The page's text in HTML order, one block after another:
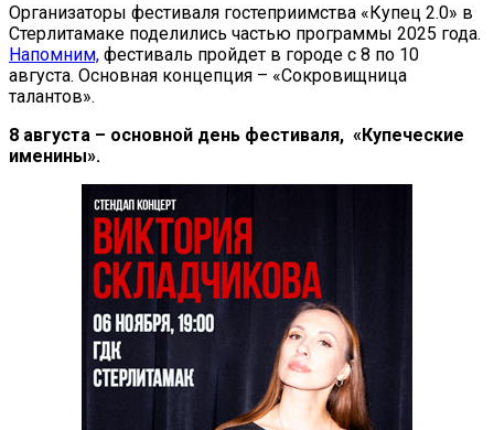
Организаторы фестиваля гостеприимства «Купец 2.0» в
Стерлитамаке поделились частью программы 2025 года.
Напомним, фестиваль пройдет в городе с 8 по 10
августа. Основная концепция – «Сокровищница
талантов».
8 августа – основной день фестиваля, «Купеческие
именины».